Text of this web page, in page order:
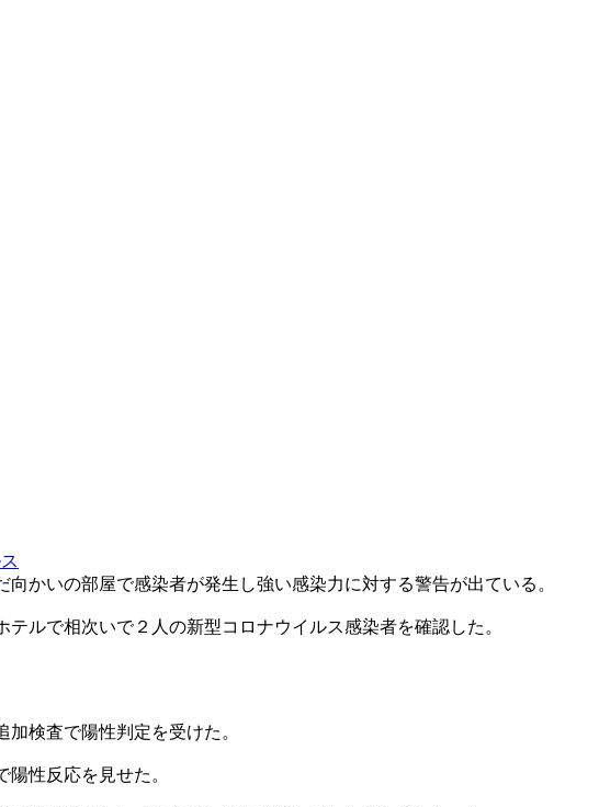
かいの部屋で感染者が発生し強い感染力に対する警告が出ている。
ルで相次いで２人の新型コロナウイルス感染者を確認した。
検査で陽性判定を受けた。
性反応を見せた。